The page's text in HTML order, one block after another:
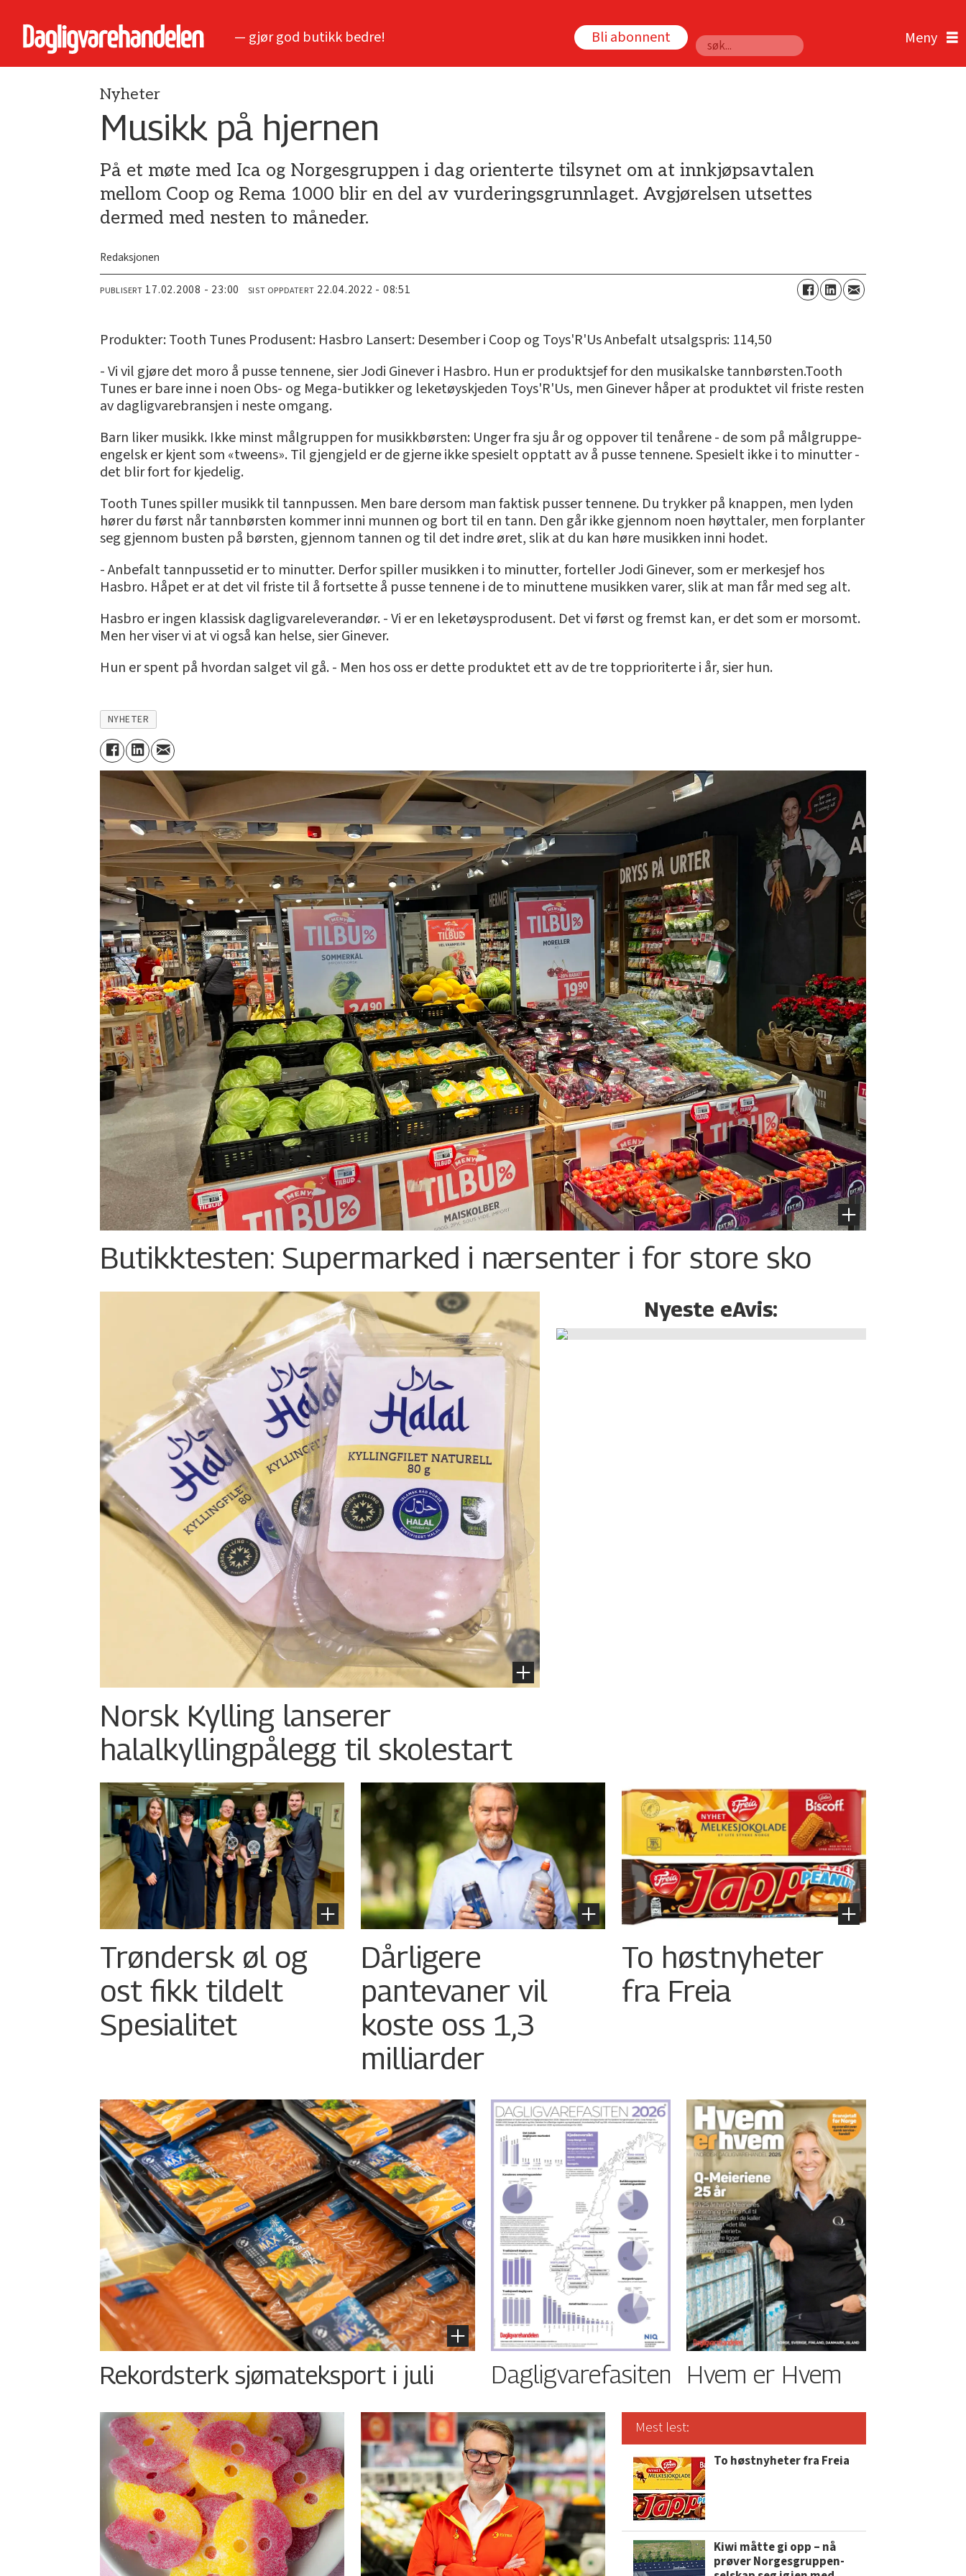
— gjør god butikk bedre! Bli abonnent
Søk
Nyheter
Musikk på hjernen
På et møte med Ica og Norgesgruppen i dag orienterte tilsynet om at innkjøpsavtalen
mellom Coop og Rema 1000 blir en del av vurderingsgrunnlaget. Avgjørelsen utsettes
dermed med nesten to måneder.
Redaksjonen
PUBLISERT 17.02.2008 - 23:00 SIST OPPDATERT 22.04.2022 - 08:51
Produkter: Tooth Tunes Produsent: Hasbro Lansert: Desember i Coop og Toys'R'Us Anbefalt utsalgspris: 114,50
- Vi vil gjøre det moro å pusse tennene, sier Jodi Ginever i Hasbro. Hun er produktsjef for den musikalske tannbørsten.Tooth
Tunes er bare inne i noen Obs- og Mega-butikker og leketøyskjeden Toys'R'Us, men Ginever håper at produktet vil friste resten
av dagligvarebransjen i neste omgang.
Barn liker musikk. Ikke minst målgruppen for musikkbørsten: Unger fra sju år og oppover til tenårene - de som på målgruppe-
engelsk er kjent som «tweens». Til gjengjeld er de gjerne ikke spesielt opptatt av å pusse tennene. Spesielt ikke i to minutter -
det blir fort for kjedelig.
Tooth Tunes spiller musikk til tannpussen. Men bare dersom man faktisk pusser tennene. Du trykker på knappen, men lyden
hører du først når tannbørsten kommer inni munnen og bort til en tann. Den går ikke gjennom noen høyttaler, men forplanter
seg gjennom busten på børsten, gjennom tannen og til det indre øret, slik at du kan høre musikken inni hodet.
- Anbefalt tannpussetid er to minutter. Derfor spiller musikken i to minutter, forteller Jodi Ginever, som er merkesjef hos
Hasbro. Håpet er at det vil friste til å fortsette å pusse tennene i de to minuttene musikken varer, slik at man får med seg alt.
Hasbro er ingen klassisk dagligvareleverandør. - Vi er en leketøysprodusent. Det vi først og fremst kan, er det som er morsomt.
Men her viser vi at vi også kan helse, sier Ginever.
Hun er spent på hvordan salget vil gå. - Men hos oss er dette produktet ett av de tre topprioriterte i år, sier hun.
NYHETER
Butikktesten: Supermarked i nærsenter i for store sko
Norsk Kylling lanserer
halalkylling­pålegg til skolestart
Nyeste eAvis:
Trøndersk øl og
ost fikk tildelt
Spesialitet
Dårligere
pantevaner vil
koste oss 1,3
milliarder
To høstnyheter
fra Freia
Rekordsterk sjømateksport i juli Dagligvarefasiten Hvem er Hvem
Mest lest:
To høstnyheter fra Freia
Kiwi måtte gi opp – nå
prøver Norgesgruppen-